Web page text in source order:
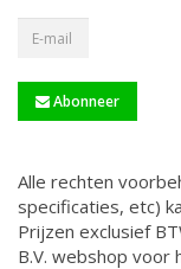
Abonneer
Alle rechten
specificaties, etc)
Prijzen exclusief
B.V. webshop